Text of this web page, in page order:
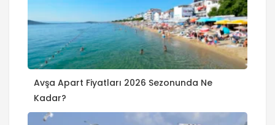
Avşa Apart Fiyatları 2026 Sezonunda Ne
Kadar?